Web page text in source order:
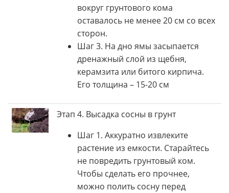
вокруг грунтового кома
оставалось не менее 20 см со всех
сторон.
Шаг 3. На дно ямы засыпается
дренажный слой из щебня,
керамзита или битого кирпича.
Его толщина – 15-20 см
Этап 4. Высадка сосны в грунт
Шаг 1. Аккуратно извлеките
растение из емкости. Старайтесь
не повредить грунтовый ком.
Чтобы сделать его прочнее,
можно полить сосну перед